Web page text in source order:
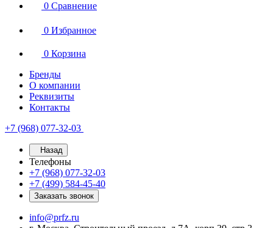
0 Сравнение
0 Избранное
0 Корзина
Бренды
О компании
Реквизиты
Контакты
+7 (968) 077-32-03
Назад
Телефоны
+7 (968) 077-32-03
+7 (499) 584-45-40
Заказать звонок
info@prfz.ru